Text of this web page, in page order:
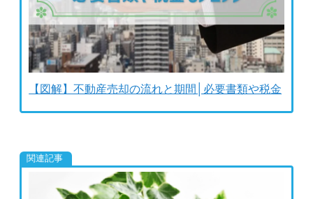
【図解】不動産売却の流れと期間│必要書類や税金